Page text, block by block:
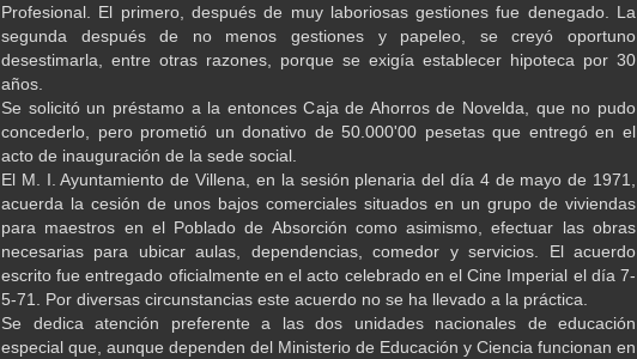
Profesional. El primero, después de muy laboriosas gestiones fue denegado. La
segunda después de no menos gestiones y papeleo, se creyó oportuno
desestimarla, entre otras razones, porque se exigía establecer hipoteca por 30
años.
Se solicitó un préstamo a la entonces Caja de Ahorros de Novelda, que no pudo
concederlo, pero prometió un donativo de 50.000'00 pesetas que entregó en el
acto de inauguración de la sede social.
El M. I. Ayuntamiento de Villena, en la sesión plenaria del día 4 de mayo de 1971,
acuerda la cesión de unos bajos comerciales situados en un grupo de viviendas
para maestros en el Poblado de Absorción como asimismo, efectuar las obras
necesarias para ubicar aulas, dependencias, comedor y servicios. El acuerdo
escrito fue entregado oficialmente en el acto celebrado en el Cine Imperial el día 7-
5-71. Por diversas circunstancias este acuerdo no se ha llevado a la práctica.
Se dedica atención preferente a las dos unidades nacionales de educación
especial que, aunque dependen del Ministerio de Educación y Ciencia funcionan en